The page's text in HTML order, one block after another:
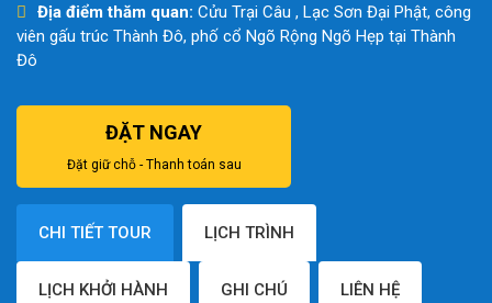
Địa điểm thăm quan: Cửu Trại Câu , Lạc Sơn Đại Phật, công
viên gấu trúc Thành Đô, phố cổ Ngõ Rộng Ngõ Hẹp tại Thành
Đô
ĐẶT NGAY
Đặt giữ chỗ - Thanh toán sau
CHI TIẾT TOUR LỊCH TRÌNH
LỊCH KHỞI HÀNH GHI CHÚ LIÊN HỆ